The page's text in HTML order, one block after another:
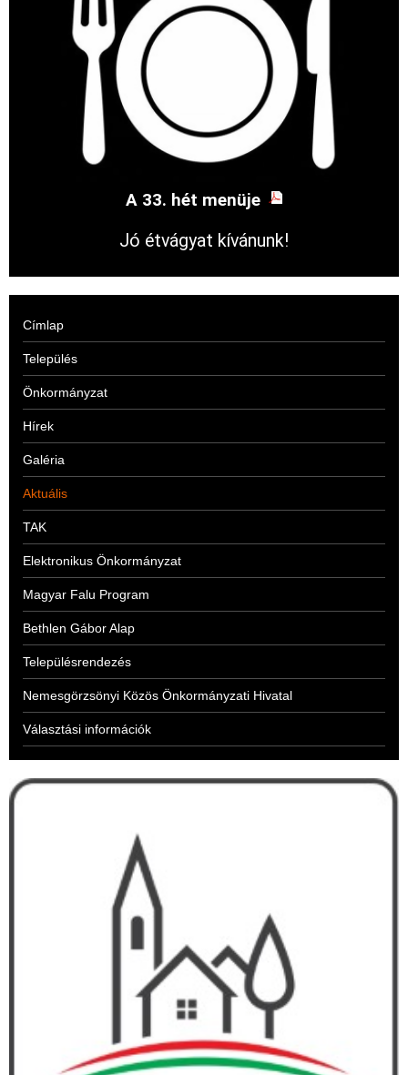
A 33. hét menüje
Jó étvágyat kívánunk!
Címlap
Település
Önkormányzat
Hírek
Galéria
Aktuális
TAK
Elektronikus Önkormányzat
Magyar Falu Program
Bethlen Gábor Alap
Településrendezés
Nemesgörzsönyi Közös Önkormányzati Hivatal
Választási információk